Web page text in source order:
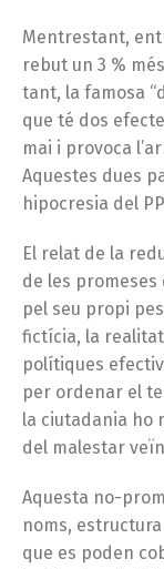
Mentrestant,
rebut un 3 %
tant, la famosa
que té dos
mai i provoca
Aquestes dues
hipocresia del
El relat de la
de les
pel seu propi
fictícia, la
polítiques
per ordenar el
la ciutadania ho
del malestar
Aquesta no-
noms,
que es poden